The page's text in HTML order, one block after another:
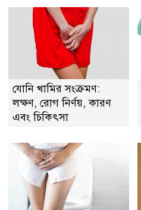
যোনি খামির সংক্রমণ:
লক্ষণ, রোগ নির্ণয়, কারণ
এবং চিকিৎসা